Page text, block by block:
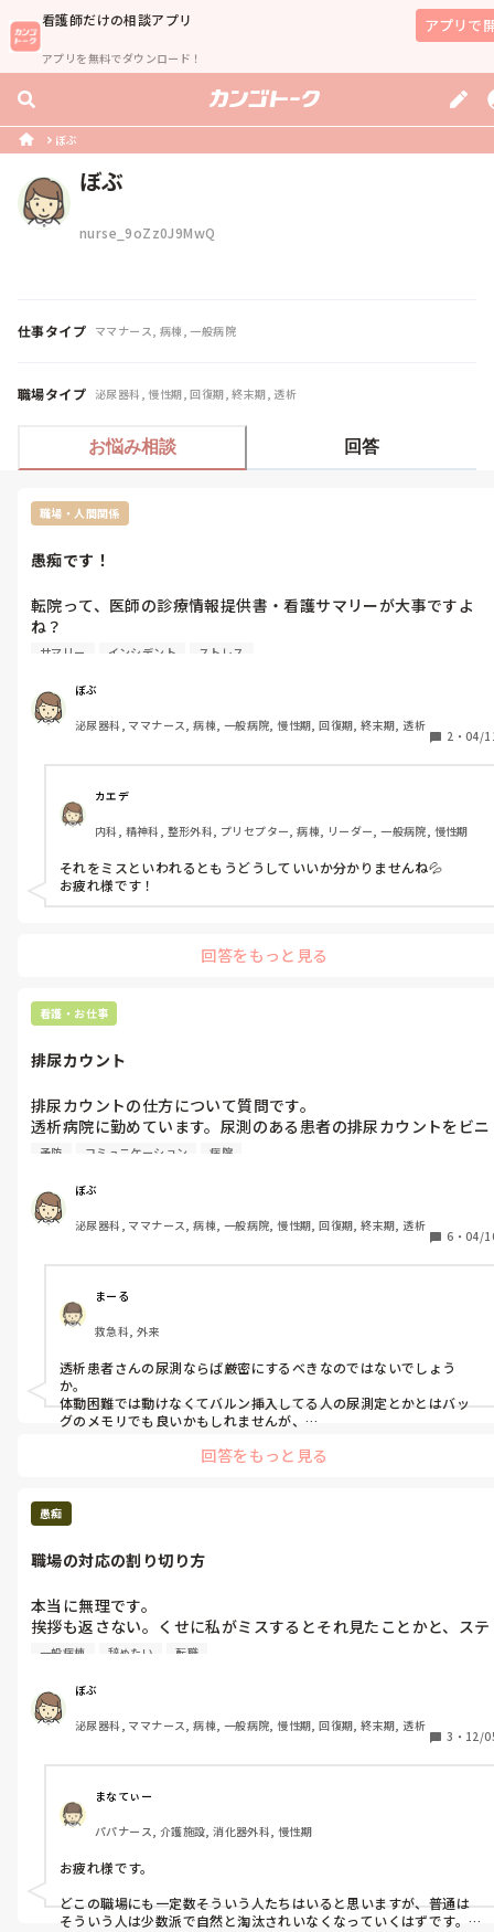
看護師だけの相談アプリ
アプリを無料でダウンロード！
アプリで
ぼぶ
ぼぶ
nurse_9oZz0J9MwQ
仕事タイプ ママナース, 病棟, 一般病院
職場タイプ 泌尿器科, 慢性期, 回復期, 終末期, 透析
お悩み相談 回答
職場・人間関係
愚痴です！
転院って、医師の診療情報提供書・看護サマリーが大事ですよ
ね？
そこに書いていない情報をどうやって探せと？患者からもアナム
入院2日後に足りない薬がありますと、患者から言われた。入院
をとった私の責任でインシデントだ。
はぁ？でしかない。医師が情報を書かなかった。ただそれだけで
情報を取れるだけとった上でのミスはなんかもう…てかミスとも
言いたくない😂
サマリー インシデント ストレス
ぼぶ
泌尿器科, ママナース, 病棟, 一般病院, 慢性期, 回復期, 終末期, 透析
2 ・ 04/
カエデ
内科, 精神科, 整形外科, プリセプター, 病棟, リーダー, 一般病院, 慢性期
それをミスといわれるともうどうしていいか分かりませんね💦
お疲れ様です！
回答をもっと見る
看護・お仕事
排尿カウント
排尿カウントの仕方について質問です。
透析病院に勤めています。尿測のある患者の排尿カウントをビニ
ール製の排尿バックに入れてカウントをしています。
を記録して破棄していました。
ですが、それを知った先輩に「なぜメスシリンダーや、カウント
カップ(メモリのついたカップ)に移さずに破棄をしているのか？
正直排尿バックに書いてあるメモリと、カップのメモリの差に
10mlの誤差はありました。
ですがそこまですることなのか？カップを汚して？洗う手間を増
やしてまで？汚染のリスクをかぶってまで？と疑問になりまし
他の方の意見、または病院毎の考えを聞きたくなり質問しまし
た。
予防 コミュニケーション 病院
ぼぶ
泌尿器科, ママナース, 病棟, 一般病院, 慢性期, 回復期, 終末期, 透析
6 ・ 04/
まーる
救急科, 外来
透析患者さんの尿測ならば厳密にするべきなのではないでしょう
か。
体動困難では動けなくてバルン挿入してる人の尿測定とかとはバッ
グのメモリでも良いかもしれませんが、
回答をもっと見る
愚痴
職場の対応の割り切り方
本当に無理です。
挨拶も返さない。くせに私がミスするとそれ見たことかと、ステ
ーションで大声で叱る、周りに私悪いこと言ってますか？と同意
仕事中に私語しか話さない、仲良しこよしで仕事してて、円滑に
回ってるならあなた方だけですれば？
仕事しに来てるんだから、相談報告が先ですよね。
インシデント繰り返してますけど、どう思いますか？
1人ならまだいいけどそんな人が大勢。
私語が悪い訳ではないと思うけど、朝のクソ忙しい時間帯にしま
すか？それを。
上に話したところで変わってないんだったらそれまでの職場なの
かな。
私が折れて、ペコペコして、間違ったことに巻かれればいいのか
な。
一般病棟 辞めたい 転職
ぼぶ
泌尿器科, ママナース, 病棟, 一般病院, 慢性期, 回復期, 終末期, 透析
3 ・ 12/
まなてぃー
パパナース, 介護施設, 消化器外科, 慢性期
お疲れ様です。
どこの職場にも一定数そういう人たちはいると思いますが、普通は
そういう人は少数派で自然と淘汰されいなくなっていくはずです。